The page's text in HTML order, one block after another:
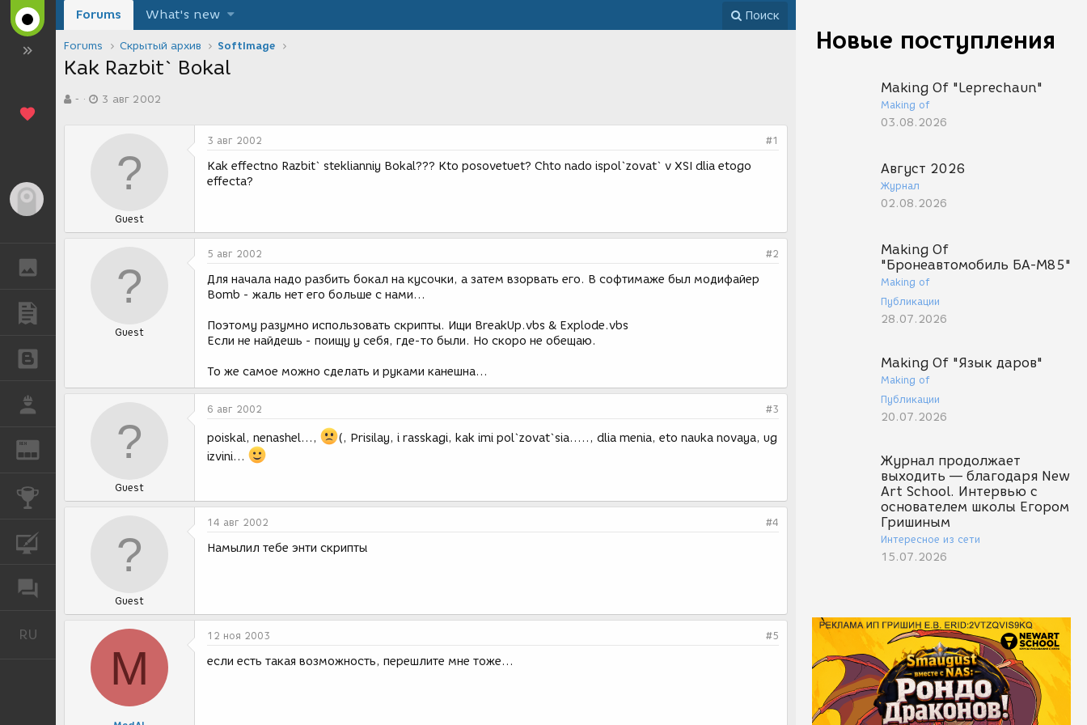
REN
КОНКУРСЫ
RU
Новые поступления
Making Of "Leprechaun"
Making of
03.08.2026
Август 2026
Журнал
02.08.2026
Making Of
"Бронеавтомобиль БА-М85"
Making of
Публикации
28.07.2026
Making Of "Язык даров"
Making of
Публикации
20.07.2026
Журнал продолжает
выходить — благодаря New
Art School. Интервью с
основателем школы Егором
Гришиным
Интересное из сети
15.07.2026
Forums What's new Поиск
Forums Скрытый архив SoftImage
Kak Razbit` Bokal
в-
а
и
3 авг 2002
Guest
3 авг 2002 #1
Kak effectno Razbit` steklianniy Bokal??? Kto posovetuet? Chto nado ispol`zovat` v XSI dlia etogo
effecta?
Guest
5 авг 2002 #2
Для начала надо разбить бокал на кусочки, а затем взорвать его. В софтимаже был модифайер
Bomb - жаль нет его больше с нами...
Поэтому разумно использовать скрипты. Ищи BreakUp.vbs & Explode.vbs
Если не найдешь - поищу у себя, где-то были. Но скоро не обещаю.
То же самое можно сделать и руками канешна...
Guest
6 авг 2002 #3
poiskal, nenashel...,
(, Prisilay, i rasskagi, kak imi pol`zovat`sia....., dlia menia, eto nauka novaya, ug
izvini...
Guest
14 авг 2002 #4
Намылил тебе энти скрипты
M
12 ноя 2003 #5
если есть такая возможность, перешлите мне тоже...